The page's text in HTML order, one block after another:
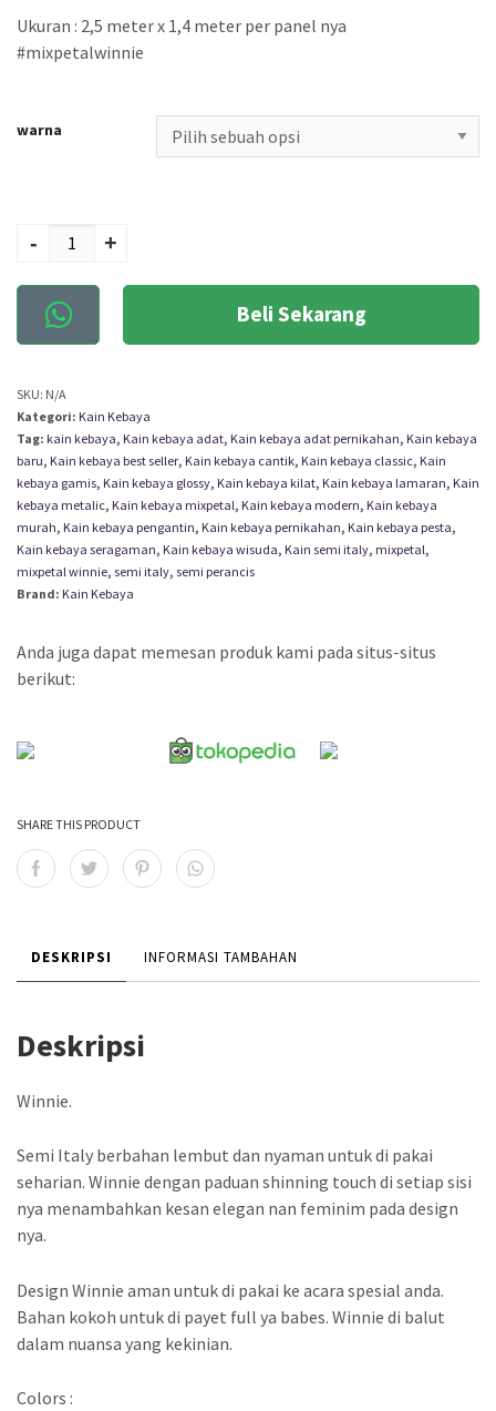
Ukuran : 2,5 meter x 1,4 meter per panel nya
#mixpetalwinnie
warna
KAIN KEBAYA SEMI
- +
Beli Sekarang
SKU: N/A
Kategori: Kain Kebaya
Tag: kain kebaya, Kain kebaya adat, Kain kebaya adat pernikahan, Kain kebaya
baru, Kain kebaya best seller, Kain kebaya cantik, Kain kebaya classic, Kain
kebaya gamis, Kain kebaya glossy, Kain kebaya kilat, Kain kebaya lamaran, Kain
kebaya metalic, Kain kebaya mixpetal, Kain kebaya modern, Kain kebaya
murah, Kain kebaya pengantin, Kain kebaya pernikahan, Kain kebaya pesta,
Kain kebaya seragaman, Kain kebaya wisuda, Kain semi italy, mixpetal,
mixpetal winnie, semi italy, semi perancis
Brand: Kain Kebaya
Anda juga dapat memesan produk kami pada situs-situs
berikut:
SHARE THIS PRODUCT
DESKRIPSI INFORMASI TAMBAHAN
Deskripsi
Winnie.
Semi Italy berbahan lembut dan nyaman untuk di pakai
seharian. Winnie dengan paduan shinning touch di setiap sisi
nya menambahkan kesan elegan nan feminim pada design
nya.
Design Winnie aman untuk di pakai ke acara spesial anda.
Bahan kokoh untuk di payet full ya babes. Winnie di balut
dalam nuansa yang kekinian.
Colors :